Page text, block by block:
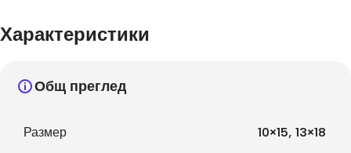
Характеристики
Общ преглед
Размер 10×15, 13×18